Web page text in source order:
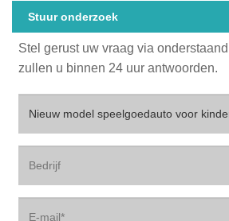
Stuur onderzoek
Stel gerust uw vraag via
zullen u binnen 24 uur antwoorden.